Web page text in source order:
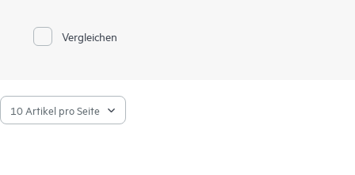
Vergleichen